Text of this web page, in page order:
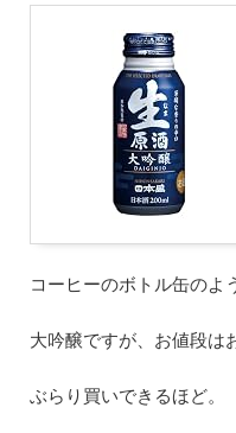
コーヒーのボトル缶のよ
大吟醸ですが、お値段は
ぶらり買いできるほど。